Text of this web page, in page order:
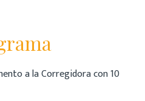
a la Corregidora con 10